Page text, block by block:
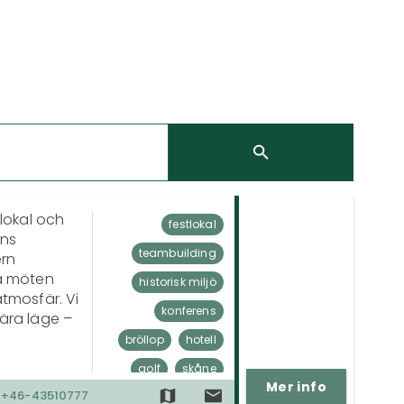
och
möten
Vi
läge –
lokala
med
festlokal
teambuilding
historisk miljö
konferens
bröllop
hotell
golf
skåne
naturupplevelser
+46-43510777 Mer info